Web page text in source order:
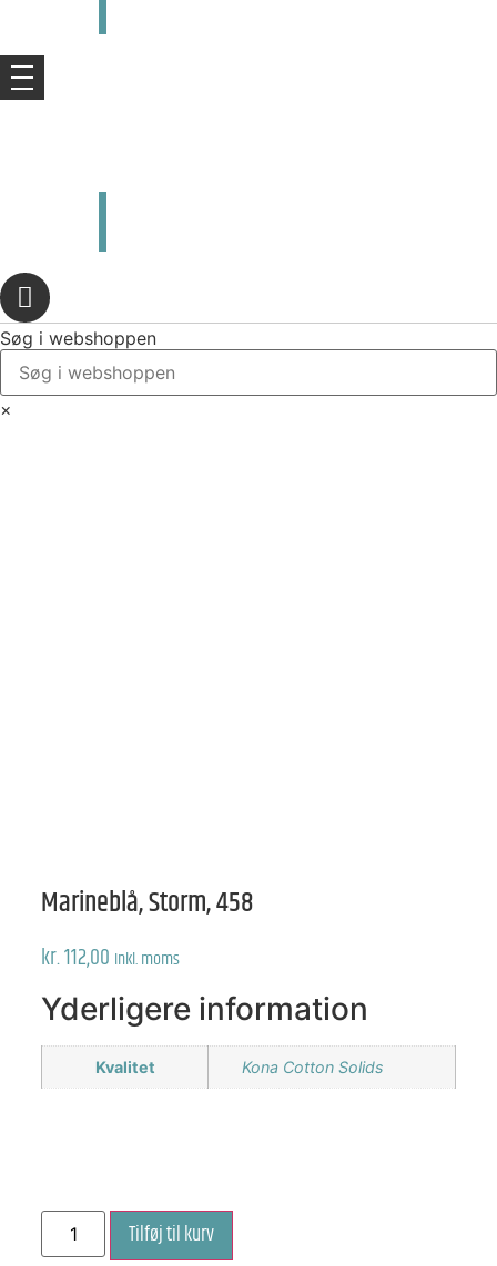
Søg i webshoppen
×
Marineblå, Storm, 458
kr.112,00 Inkl. moms
Yderligere information
Kvalitet Kona Cotton Solids
Marineblå,
Storm,
458
Tilføj til kurv